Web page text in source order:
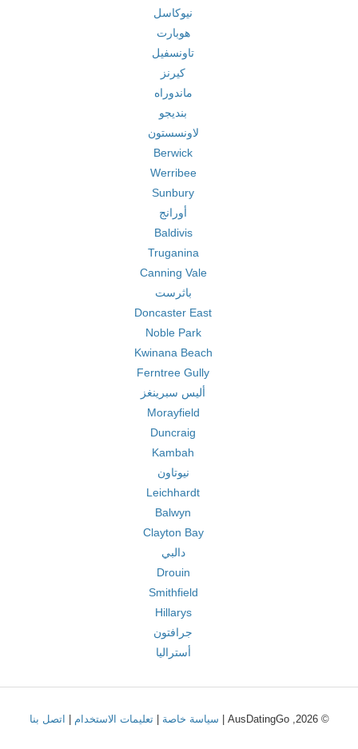
نيوكاسل
هوبارت
تاونسفيل
كيرنز
ماندوراه
بنديجو
لاونسستون
Berwick
Werribee
Sunbury
أورانج
Baldivis
Truganina
Canning Vale
باثرست
Doncaster East
Noble Park
Kwinana Beach
Ferntree Gully
أليس سبرينغز
Morayfield
Duncraig
Kambah
نيوتاون
Leichhardt
Balwyn
Clayton Bay
دالبي
Drouin
Smithfield
Hillarys
جرافتون
أستراليا
© 2026, AusDatingGo | سياسة خاصة |تعليمات الاستخدام اتصل بنا